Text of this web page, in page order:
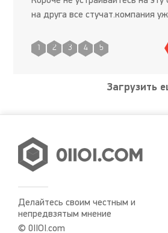
на друга все стучат.компания
1 2 3 4 5
Загрузить
Делайтесь своим честным и
непредвзятым мнение
© 0IIOI.com